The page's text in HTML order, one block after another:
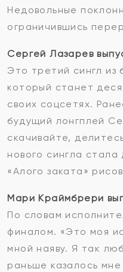
Недовольные
ограничившись
Сергей Лазарев
Это третий сингл из
который станет
своих соцсетях.
будущий лонгплей
скачивайте,
нового сингла
«Алого заката»
Мари Краймбрери
По словам
финалом. «Это моя
мной наяву. Я так
раньше казалось